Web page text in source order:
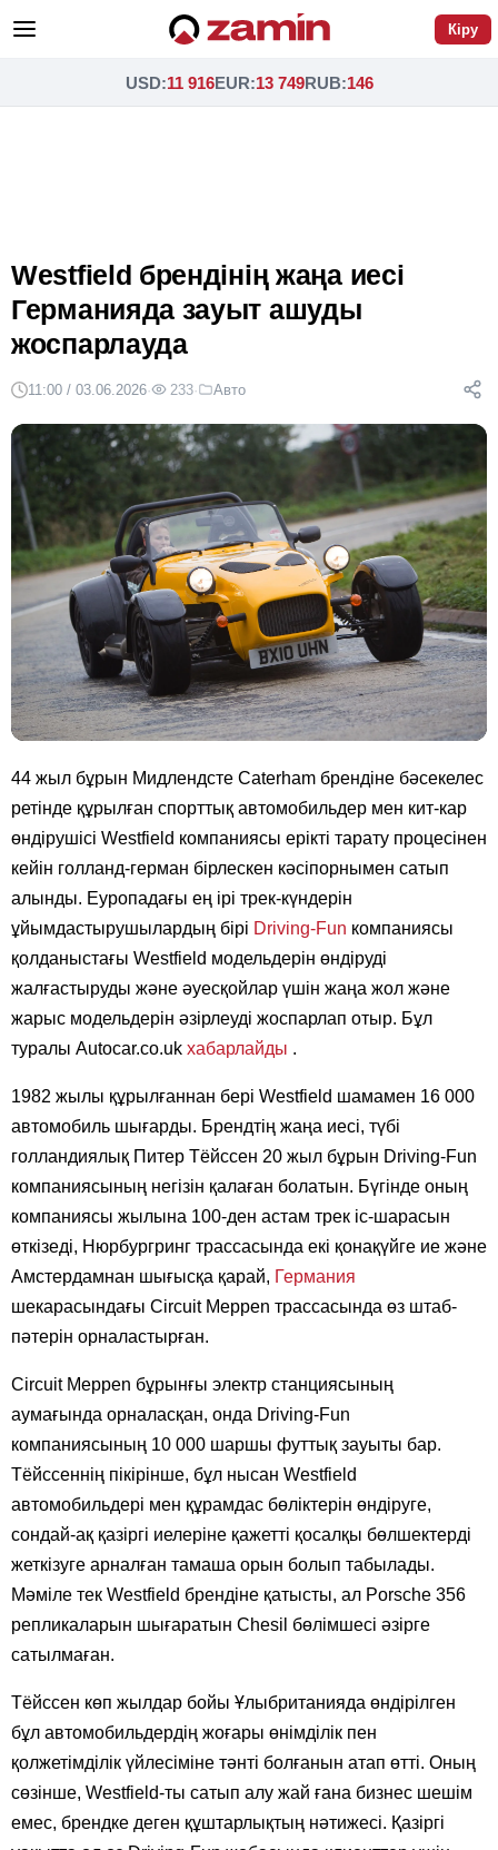
Кіру
USD:11 916EUR:13 749RUB:146
Westfield брендінің жаңа иесі
Германияда зауыт ашуды
жоспарлауда
11:00 / 03.06.2026· 233· Авто
44 жыл бұрын Мидлендсте Caterham брендіне бәсекелес
ретінде құрылған спорттық автомобильдер мен кит-кар
өндірушісі Westfield компаниясы ерікті тарату процесінен
кейін голланд-герман бірлескен кәсіпорнымен сатып
алынды. Еуропадағы ең ірі трек-күндерін
ұйымдастырушылардың бірі Driving-Fun компаниясы
қолданыстағы Westfield модельдерін өндіруді
жалғастыруды және әуесқойлар үшін жаңа жол және
жарыс модельдерін әзірлеуді жоспарлап отыр. Бұл
туралы Autocar.co.uk хабарлайды .
1982 жылы құрылғаннан бері Westfield шамамен 16 000
автомобиль шығарды. Брендтің жаңа иесі, түбі
голландиялық Питер Тёйссен 20 жыл бұрын Driving-Fun
компаниясының негізін қалаған болатын. Бүгінде оның
компаниясы жылына 100-ден астам трек іс-шарасын
өткізеді, Нюрбургринг трассасында екі қонақүйге ие және
Амстердамнан шығысқа қарай, Германия
шекарасындағы Circuit Meppen трассасында өз штаб-
пәтерін орналастырған.
Circuit Meppen бұрынғы электр станциясының
аумағында орналасқан, онда Driving-Fun
компаниясының 10 000 шаршы футтық зауыты бар.
Тёйссеннің пікірінше, бұл нысан Westfield
автомобильдері мен құрамдас бөліктерін өндіруге,
сондай-ақ қазіргі иелеріне қажетті қосалқы бөлшектерді
жеткізуге арналған тамаша орын болып табылады.
Мәміле тек Westfield брендіне қатысты, ал Porsche 356
репликаларын шығаратын Chesil бөлімшесі әзірге
сатылмаған.
Тёйссен көп жылдар бойы Ұлыбританияда өндірілген
бұл автомобильдердің жоғары өнімділік пен
қолжетімділік үйлесіміне тәнті болғанын атап өтті. Оның
сөзінше, Westfield-ты сатып алу жай ғана бизнес шешім
емес, брендке деген құштарлықтың нәтижесі. Қазіргі